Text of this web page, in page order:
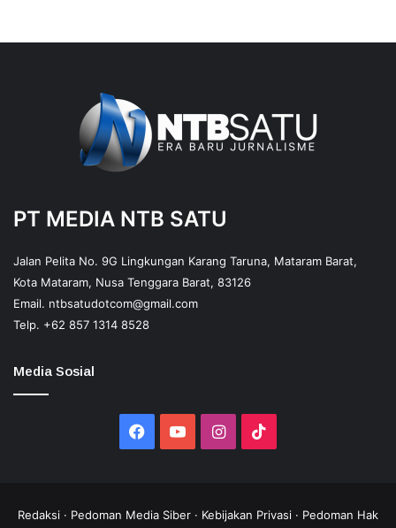
PT MEDIA NTB SATU
Jalan Pelita No. 9G Lingkungan Karang Taruna, Mataram Barat,
Kota Mataram, Nusa Tenggara Barat, 83126
Email. ntbsatudotcom@gmail.com
Telp. +62 857 1314 8528
Media Sosial
Facebook
YouTubeInstagram
Redaksi · Pedoman Media Siber · Kebijakan Privasi · Pedoman Hak